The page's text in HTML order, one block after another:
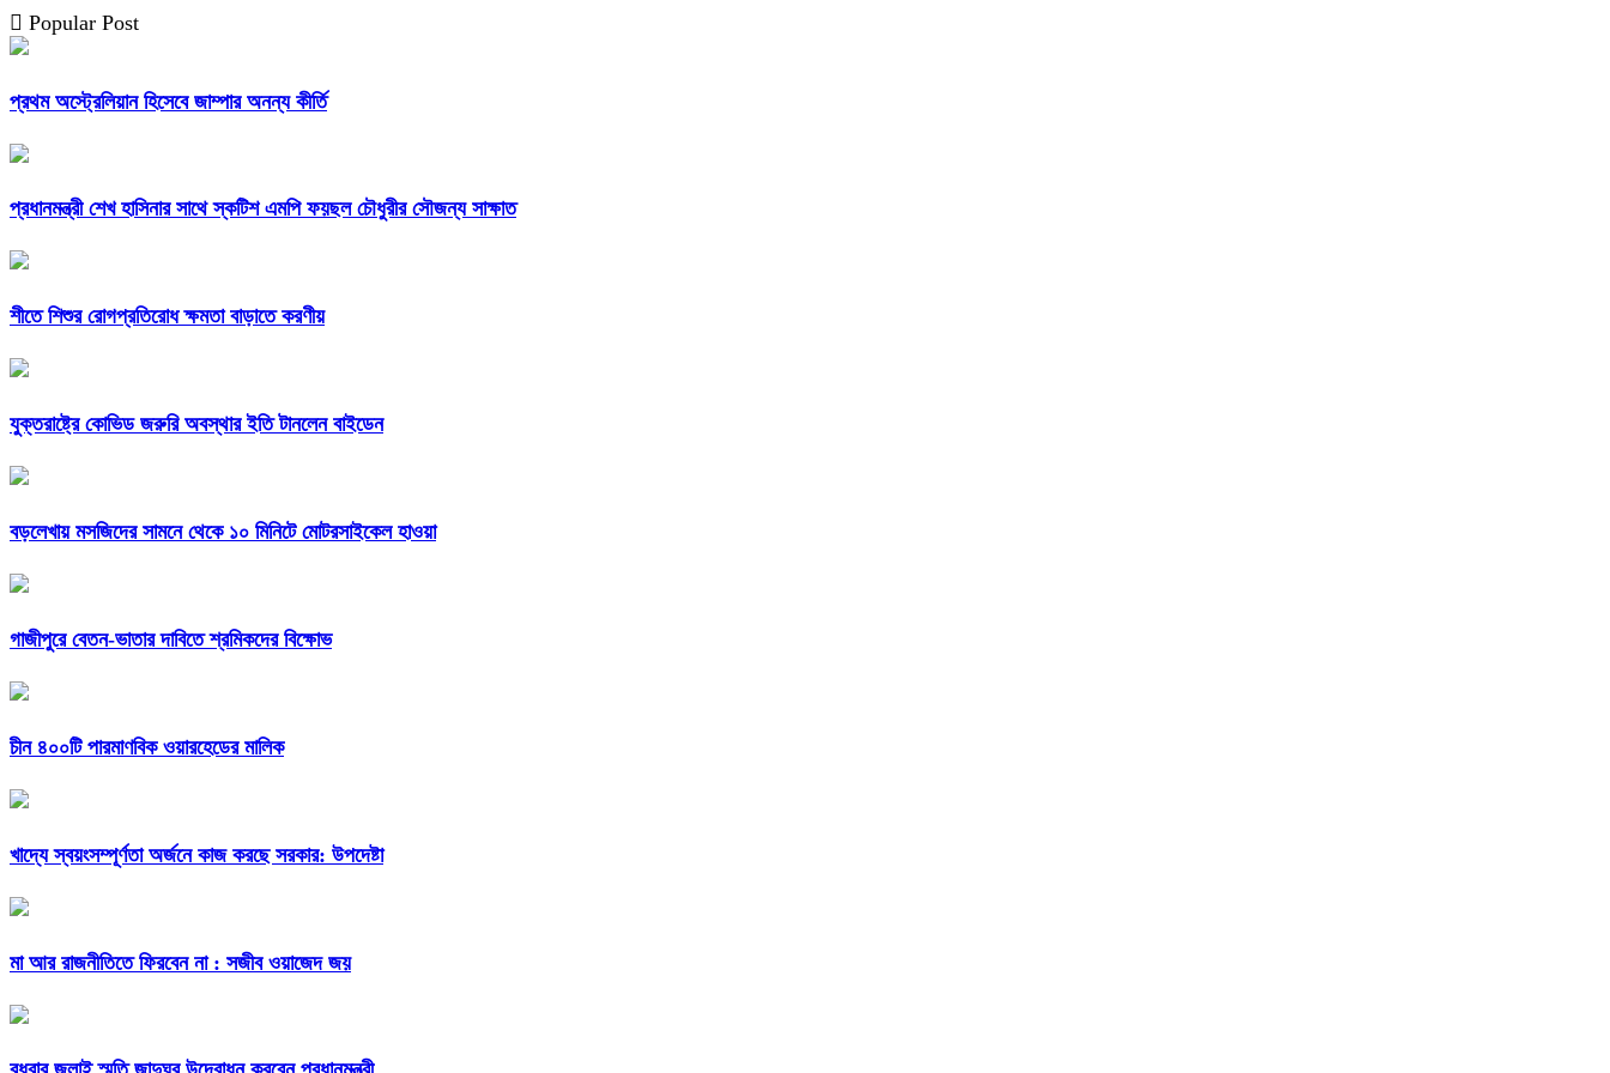
Popular Post
প্রথম অস্ট্রেলিয়ান হিসেবে জাম্পার অনন্য কীর্তি
প্রধানমন্ত্রী শেখ হাসিনার সাথে স্কটিশ এমপি ফয়ছল চৌধুরীর সৌজন্য সাক্ষাত
শীতে শিশুর রোগপ্রতিরোধ ক্ষমতা বাড়াতে করণীয়
যুক্তরাষ্ট্রে কোভিড জরুরি অবস্থার ইতি টানলেন বাইডেন
বড়লেখায় মসজিদের সামনে থেকে ১০ মিনিটে মোটরসাইকেল হাওয়া
গাজীপুরে বেতন-ভাতার দাবিতে শ্রমিকদের বিক্ষোভ
চীন ৪০০টি পারমাণবিক ওয়ারহেডের মালিক
খাদ্যে স্বয়ংসম্পূর্ণতা অর্জনে কাজ করছে সরকার: উপদেষ্টা
মা আর রাজনীতিতে ফিরবেন না : সজীব ওয়াজেদ জয়